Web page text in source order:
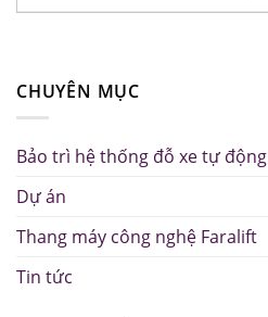
CHUYÊN MỤC
Bảo trì hệ thống đỗ xe tự động
Dự án
Thang máy công nghệ Faralift
Tin tức